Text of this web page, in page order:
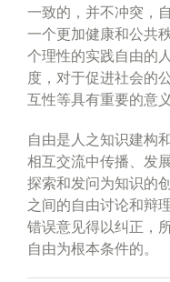
一致的，并不冲突，
一个更加健康和公共
个理性的实践自由的
度，对于促进社会的
互性等具有重要的意义
自由是人之知识建构
相互交流中传播、发
探索和发问为知识的
之间的自由讨论和辩
错误意见得以纠正，
自由为根本条件的。